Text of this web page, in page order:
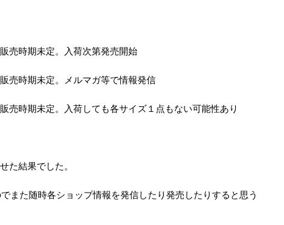
時期未定。入荷次第発売開始
未定。メルマガ等で情報発信
入荷しても各サイズ１点もない可能性あり
た結果でした。
また随時各ショップ情報を発信したり発売したりすると思う